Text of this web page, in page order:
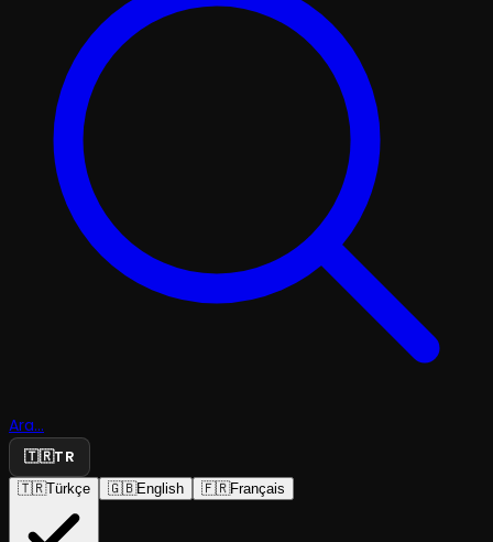
Ara...
🇹🇷TR
🇹🇷Türkçe 🇬🇧English 🇫🇷Français